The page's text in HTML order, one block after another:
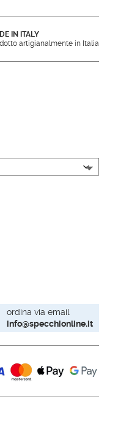
IN ITALY
artigianalmente in Italia
ordina via email
info@specchionline.it